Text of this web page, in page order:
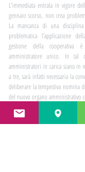
L’immediata entrata in vigore
gennaio scorso, non crea
La mancanza di una
problematica l’applicazione
gestione della
amministratore unico. In tal
amministratori in carica siano in
a tre, sarà infatti necessaria la
deliberare la tempestiva nomina
del nuovo organo amministrativo
modifica statutaria.